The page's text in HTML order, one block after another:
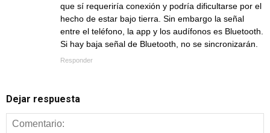
que sí requeriría conexión y podría dificultarse por el
hecho de estar bajo tierra. Sin embargo la señal
entre el teléfono, la app y los audífonos es Bluetooth.
Si hay baja señal de Bluetooth, no se sincronizarán.
Responder
Dejar respuesta